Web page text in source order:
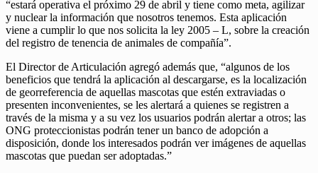
“estará operativa el próximo 29 de abril y tiene como meta, agilizar
y nuclear la información que nosotros tenemos. Esta aplicación
viene a cumplir lo que nos solicita la ley 2005 – L, sobre la creación
del registro de tenencia de animales de compañía”.
El Director de Articulación agregó además que, “algunos de los
beneficios que tendrá la aplicación al descargarse, es la localización
de georreferencia de aquellas mascotas que estén extraviadas o
presenten inconvenientes, se les alertará a quienes se registren a
través de la misma y a su vez los usuarios podrán alertar a otros; las
ONG proteccionistas podrán tener un banco de adopción a
disposición, donde los interesados podrán ver imágenes de aquellas
mascotas que puedan ser adoptadas.”